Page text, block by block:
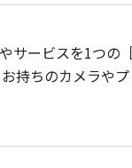
ービスを1つの
持ちのカメラや